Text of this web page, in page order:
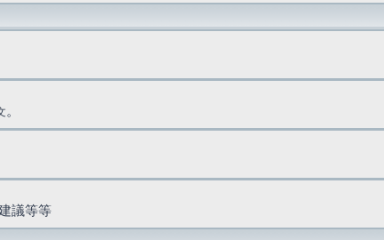
。
議等等